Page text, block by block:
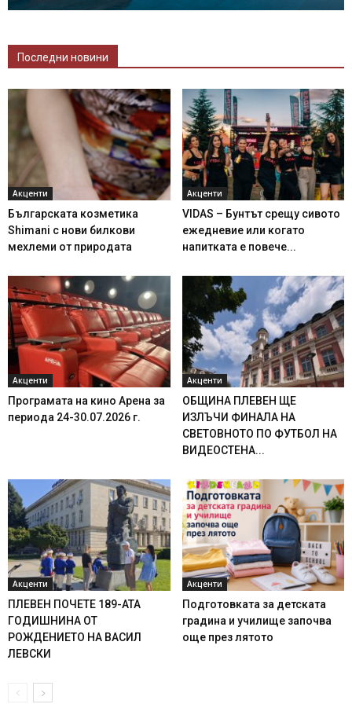
Последни новини
Акценти
Българската козметика
Shimani с нови билкови
мехлеми от природата
Акценти
VIDAS – Бунтът срещу сивото
ежедневие или когато
напитката е повече...
Акценти
Програмата на кино Арена за
периода 24-30.07.2026 г.
Акценти
ОБЩИНА ПЛЕВЕН ЩЕ
ИЗЛЪЧИ ФИНАЛА НА
СВЕТОВНОТО ПО ФУТБОЛ НА
ВИДЕОСТЕНА...
Акценти
ПЛЕВЕН ПОЧЕТЕ 189-АТА
ГОДИШНИНА ОТ
РОЖДЕНИЕТО НА ВАСИЛ
ЛЕВСКИ
Акценти
Подготовката за детската
градина и училище започва
още през лятото